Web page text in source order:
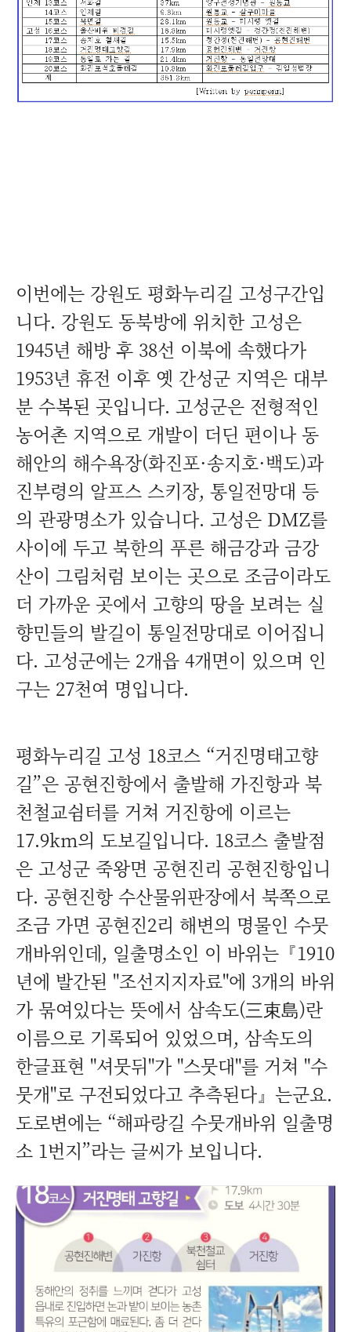
이번에는 강원도 평화누리길 고성구간입
니다. 강원도 동북방에 위치한 고성은
1945년 해방 후 38선 이북에 속했다가
1953년 휴전 이후 옛 간성군 지역은 대부
분 수복된 곳입니다. 고성군은 전형적인
농어촌 지역으로 개발이 더딘 편이나 동
해안의 해수욕장(화진포·송지호·백도)과
진부령의 알프스 스키장, 통일전망대 등
의 관광명소가 있습니다. 고성은 DMZ를
사이에 두고 북한의 푸른 해금강과 금강
산이 그림처럼 보이는 곳으로 조금이라도
더 가까운 곳에서 고향의 땅을 보려는 실
향민들의 발길이 통일전망대로 이어집니
다. 고성군에는 2개읍 4개면이 있으며 인
구는 27천여 명입니다.
평화누리길 고성 18코스 “거진명태고향
길”은 공현진항에서 출발해 가진항과 북
천철교쉼터를 거쳐 거진항에 이르는
17.9km의 도보길입니다. 18코스 출발점
은 고성군 죽왕면 공현진리 공현진항입니
다. 공현진항 수산물위판장에서 북쪽으로
조금 가면 공현진2리 해변의 명물인 수뭇
개바위인데, 일출명소인 이 바위는『1910
년에 발간된 "조선지지자료"에 3개의 바위
가 묶여있다는 뜻에서 삼속도(三束島)란
이름으로 기록되어 있었으며, 삼속도의
한글표현 "셔뭇뒤"가 "스뭇대"를 거쳐 "수
뭇개"로 구전되었다고 추측된다』는군요.
도로변에는 “해파랑길 수뭇개바위 일출명
소 1번지”라는 글씨가 보입니다.